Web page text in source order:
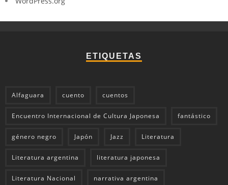
ETIQUETAS
Alfaguara cuento cuentos
Encuentro Internacional de Cultura Japonesa fantástico
género negro Japón Jazz Literatura
Literatura argentina literatura japonesa
Literatura Nacional narrativa argentina